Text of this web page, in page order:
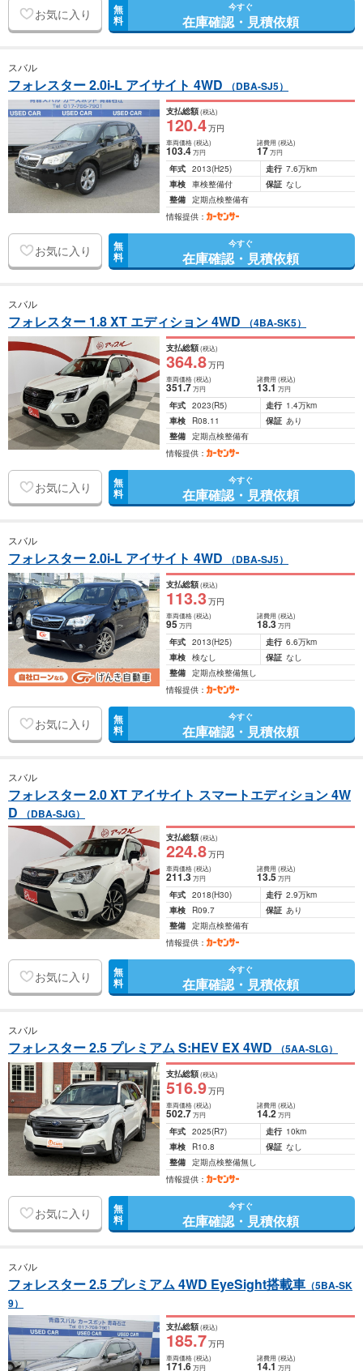
お気に入り 無
料
今すぐ
在庫確認・見積依頼
スバル
フォレスター 2.0i-L アイサイト 4WD （DBA-SJ5）
支払総額(税込)
120.4万円
車両価格(税込)
103.4万円
諸費用 (税込)
17 万円
年式 2013(H25) 走行 7.6万km
車検 車検整備付 保証 なし
整備 定期点検整備有
情報提供：
お気に入り 無
料
今すぐ
在庫確認・見積依頼
スバル
フォレスター 1.8 XT エディション 4WD （4BA-SK5）
支払総額(税込)
364.8万円
車両価格(税込)
351.7万円
諸費用 (税込)
13.1 万円
年式 2023(R5) 走行 1.4万km
車検
R08.11 保証 あり
整備 定期点検整備有
情報提供：
お気に入り 無
料
今すぐ
在庫確認・見積依頼
スバル
フォレスター 2.0i-L アイサイト 4WD （DBA-SJ5）
支払総額(税込)
113.3万円
車両価格(税込)
95万円
諸費用 (税込)
18.3 万円
年式 2013(H25) 走行 6.6万km
車検 検なし 保証 なし
整備 定期点検整備無し
情報提供：
お気に入り 無
料
今すぐ
在庫確認・見積依頼
スバル
フォレスター 2.0 XT アイサイト スマートエディション 4W
D
（DBA-SJG）
支払総額(税込)
224.8万円
車両価格(税込)
211.3万円
諸費用 (税込)
13.5 万円
年式 2018(H30) 走行 2.9万km
車検
R09.7 保証 あり
整備 定期点検整備有
情報提供：
お気に入り 無
料
今すぐ
在庫確認・見積依頼
スバル
フォレスター 2.5 プレミアム S:HEV EX 4WD （5AA-SLG）
支払総額(税込)
516.9万円
車両価格(税込)
502.7万円
諸費用 (税込)
14.2 万円
年式 2025(R7) 走行 10km
車検
R10.8 保証 なし
整備 定期点検整備無し
情報提供：
お気に入り 無
料
今すぐ
在庫確認・見積依頼
スバル
フォレスター 2.5 プレミアム 4WD EyeSight搭載車 （5BA-SK
9）
支払総額(税込)
185.7万円
車両価格(税込)
171.6万円
諸費用 (税込)
14.1 万円